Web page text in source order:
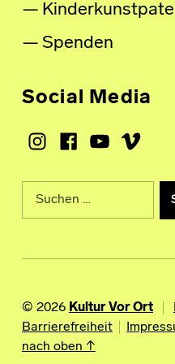
Kinderkunstpate
Spenden
Social Media
Instagram
Facebook
Youtube
Vimeo
Suche nach:
© 2026 Kultur Vor Ort
Barrierefreiheit
nach oben ↑